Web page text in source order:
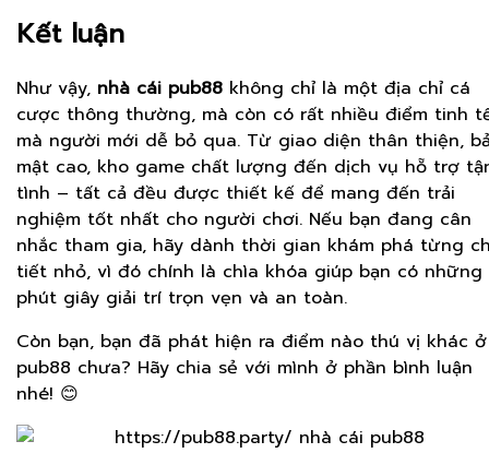
Kết luận
Như vậy, nhà cái pub88 không chỉ là một địa chỉ cá
cược thông thường, mà còn có rất nhiều điểm tinh
mà người mới dễ bỏ qua. Từ giao diện thân thiện,
mật cao, kho game chất lượng đến dịch vụ hỗ trợ
tình – tất cả đều được thiết kế để mang đến trải
nghiệm tốt nhất cho người chơi. Nếu bạn đang cân
nhắc tham gia, hãy dành thời gian khám phá từng
tiết nhỏ, vì đó chính là chìa khóa giúp bạn có những
phút giây giải trí trọn vẹn và an toàn.
Còn bạn, bạn đã phát hiện ra điểm nào thú vị khác ở
pub88 chưa? Hãy chia sẻ với mình ở phần bình luận
nhé! 😊